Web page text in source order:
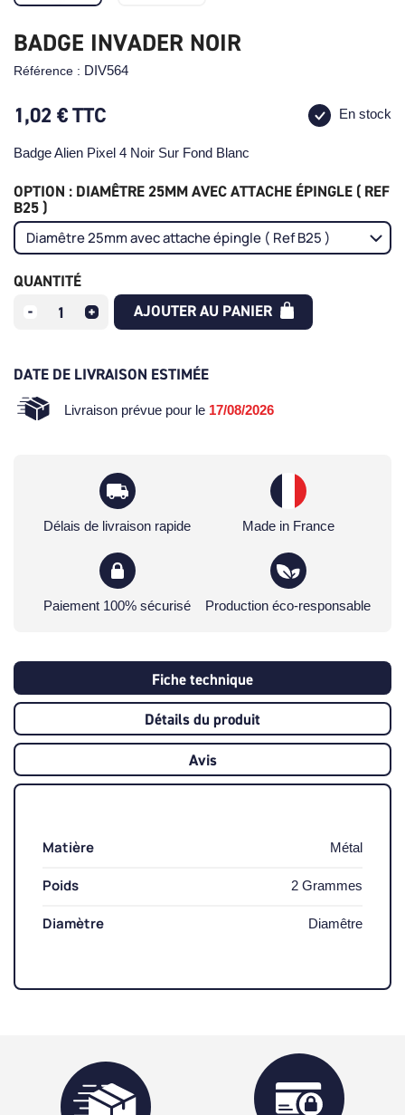
BADGE INVADER NOIR
Référence : DIV564
1,02 €TTC En stock
Badge Alien Pixel 4 Noir Sur Fond Blanc
OPTION : DIAMÊTRE 25MM AVEC ATTACHE ÉPINGLE ( REF
B25 )
QUANTITÉ
AJOUTER AU PANIER
DATE DE LIVRAISON ESTIMÉE
Livraison prévue pour le 17/08/2026
Délais de livraison rapide Made in France
Paiement 100% sécurisé Production éco-responsable
Fiche technique
Détails du produit
Avis
Matière Métal
Poids 2 Grammes
Diamètre Diamêtre